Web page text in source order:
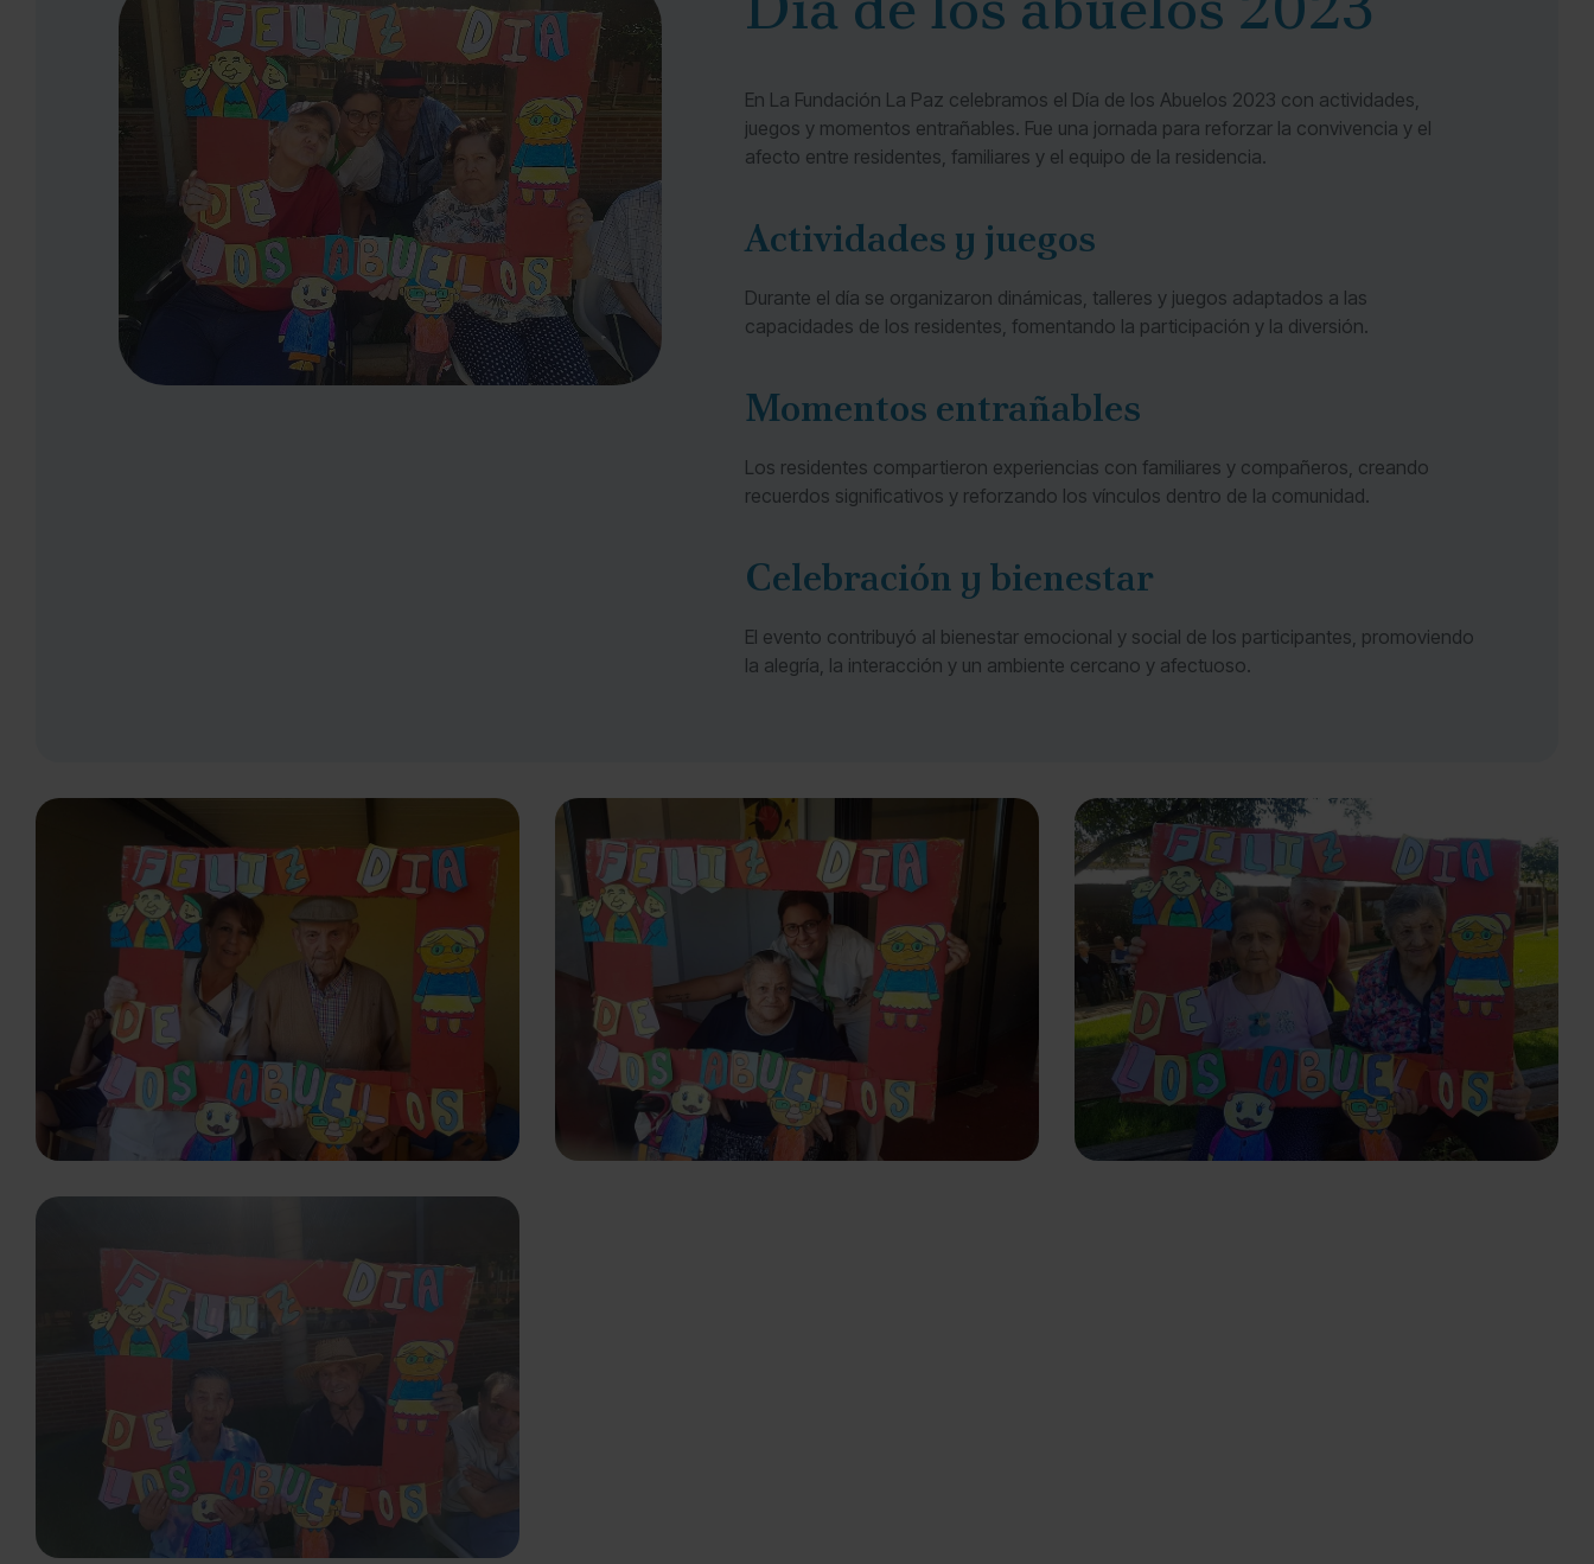
En La Fundación La Paz celebramos el Día de los Abuelos 2023 con actividades,
juegos y momentos entrañables. Fue una jornada para reforzar la convivencia y el
afecto entre residentes, familiares y el equipo de la residencia.
Actividades y juegos
Durante el día se organizaron dinámicas, talleres y juegos adaptados a las
capacidades de los residentes, fomentando la participación y la diversión.
Momentos entrañables
Los residentes compartieron experiencias con familiares y compañeros, creando
recuerdos significativos y reforzando los vínculos dentro de la comunidad.
Celebración y bienestar
El evento contribuyó al bienestar emocional y social de los participantes, promoviendo
la alegría, la interacción y un ambiente cercano y afectuoso.